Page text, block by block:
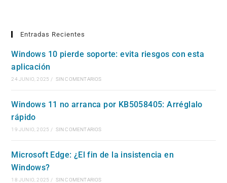
Entradas Recientes
Windows 10 pierde soporte: evita riesgos con esta
aplicación
24 JUNIO, 2025 / SIN COMENTARIOS
Windows 11 no arranca por KB5058405: Arréglalo
rápido
19 JUNIO, 2025 / SIN COMENTARIOS
Microsoft Edge: ¿El fin de la insistencia en
Windows?
18 JUNIO, 2025 / SIN COMENTARIOS